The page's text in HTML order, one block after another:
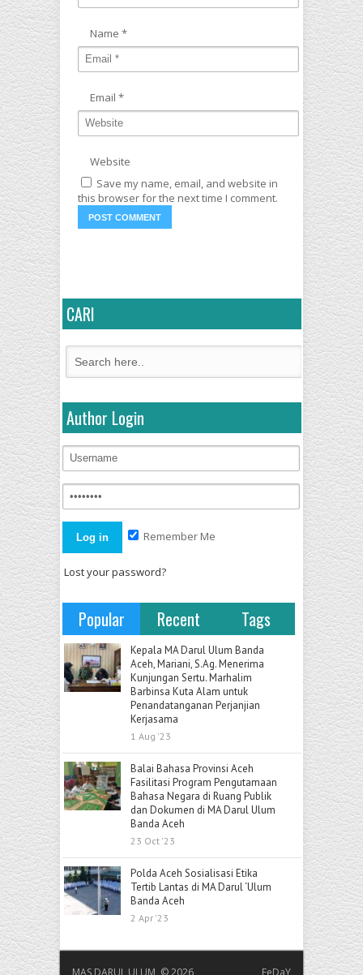
Name *
Email *
Website
Save my name, email, and website in
this browser for the next time I comment.
CARI
Author Login
Remember Me
Lost your password?
Popular Recent Tags
Kepala MA Darul Ulum Banda
Aceh, Mariani, S.Ag. Menerima
Kunjungan Sertu. Marhalim
Barbinsa Kuta Alam untuk
Penandatanganan Perjanjian
Kerjasama
1 Aug '23
Balai Bahasa Provinsi Aceh
Fasilitasi Program Pengutamaan
Bahasa Negara di Ruang Publik
dan Dokumen di MA Darul Ulum
Banda Aceh
23 Oct '23
Polda Aceh Sosialisasi Etika
Tertib Lantas di MA Darul ‘Ulum
Banda Aceh
2 Apr '23
MAS DARUL ULUM © 2026 FeDaY